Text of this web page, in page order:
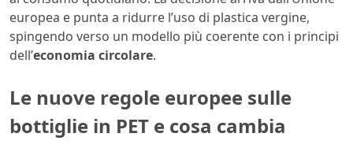
europea e punta a ridurre l’uso di plastica vergine,
spingendo verso un modello più coerente con i principi
dell’economia circolare.
Le nuove regole europee sulle
bottiglie in PET e cosa cambia